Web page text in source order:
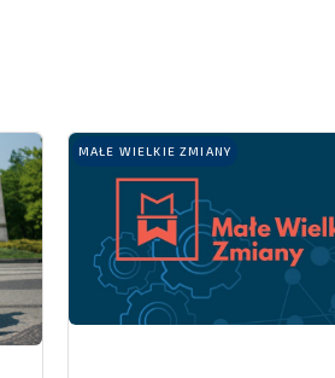
MAŁE WIELKIE ZMIANY